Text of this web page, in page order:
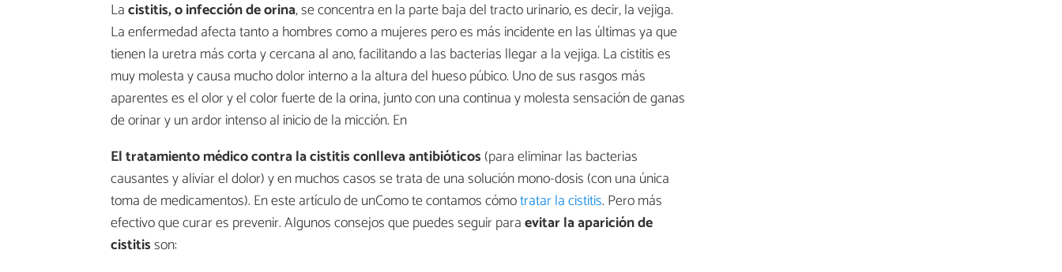
Lacistitis, o infección de orina, se concentra en la parte baja del tracto urinario, es decir, la vejiga.
La enfermedad afecta tanto a hombres como a mujeres pero es más incidente en las últimas ya que
tienen la uretra más corta y cercana al ano, facilitando a las bacterias llegar a la vejiga. La cistitis es
muy molesta y causa mucho dolor interno a la altura del hueso púbico. Uno de sus rasgos más
aparentes es el olor y el color fuerte de la orina, junto con una continua y molesta sensación de ganas
de orinar y un ardor intenso al inicio de la micción. En
El tratamiento médico contra la cistitis conlleva antibióticos (para eliminar las bacterias
causantes y aliviar el dolor) y en muchos casos se trata de una solución mono-dosis (con una única
toma de medicamentos). En este artículo de unComo te contamos cómotratar la cistitis. Pero más
efectivo que curar es prevenir. Algunos consejos que puedes seguir paraevitar la aparición de
cistitisson: